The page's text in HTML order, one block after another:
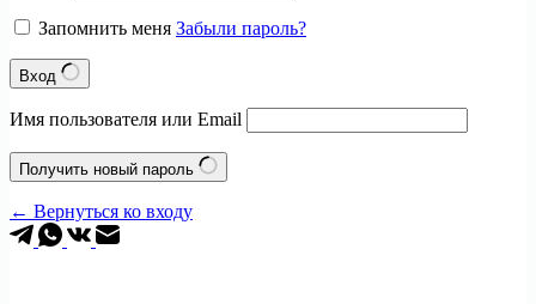
Запомнить меня Забыли пароль?
Вход
Имя пользователя или Email
Получить новый пароль
← Вернуться ко входу